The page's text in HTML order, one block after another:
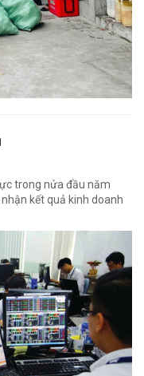
trong nửa đầu năm
kết quả kinh doanh